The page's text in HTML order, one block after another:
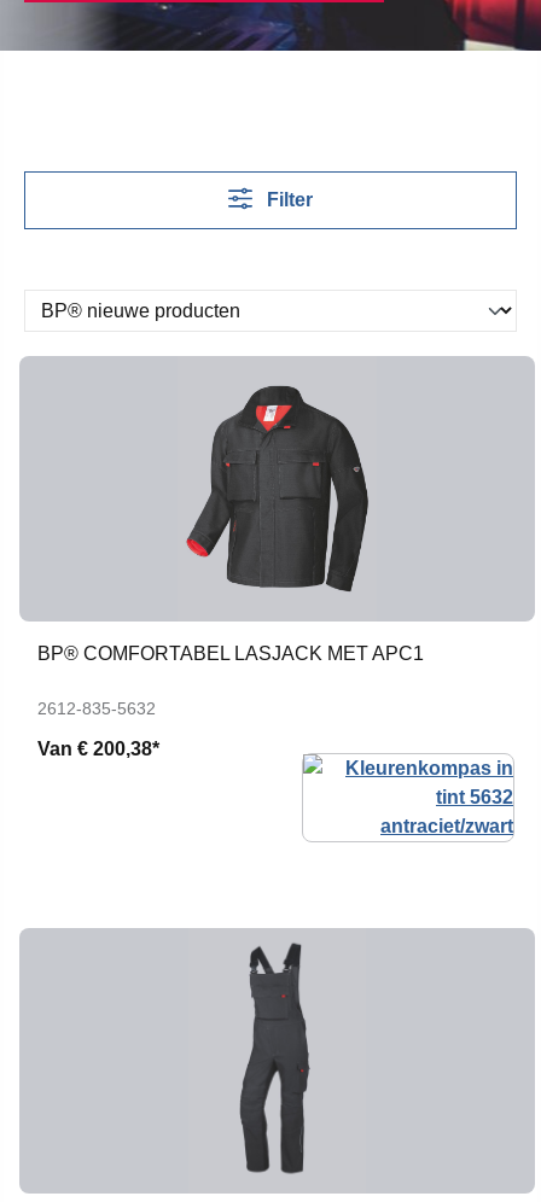
Filter
BP® COMFORTABEL LASJACK MET APC1
2612-835-5632
Van € 200,38*